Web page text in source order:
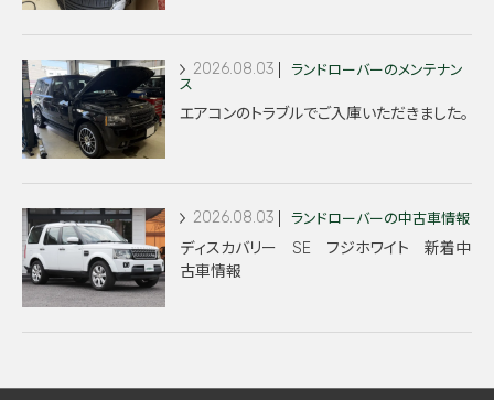
2026.08.03
ランドローバーのメンテナン
ス
エアコンのトラブルでご入庫いただきました。
2026.08.03 ランドローバーの中古車情報
ディスカバリー SE フジホワイト 新着中
古車情報